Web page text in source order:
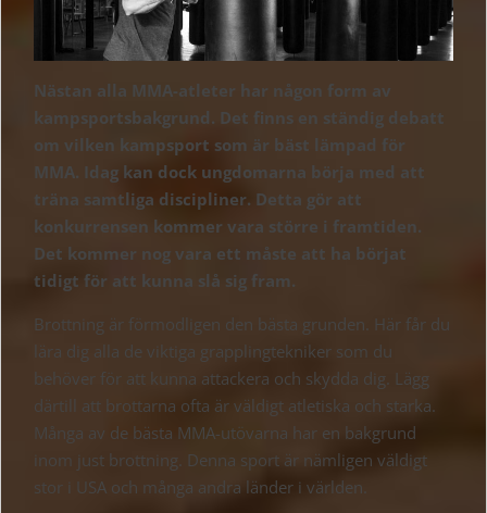
Nästan alla MMA-atleter har någon form av
kampsportsbakgrund. Det finns en ständig debatt
om vilken kampsport som är bäst lämpad för
MMA. Idag kan dock ungdomarna börja med att
träna samtliga discipliner. Detta gör att
konkurrensen kommer vara större i framtiden.
Det kommer nog vara ett måste att ha börjat
tidigt för att kunna slå sig fram.
Brottning är förmodligen den bästa grunden. Här får du
lära dig alla de viktiga grapplingtekniker som du
behöver för att kunna attackera och skydda dig. Lägg
därtill att brottarna ofta är väldigt atletiska och starka.
Många av de bästa MMA-utövarna har en bakgrund
inom just brottning. Denna sport är nämligen väldigt
stor i USA och många andra länder i världen.